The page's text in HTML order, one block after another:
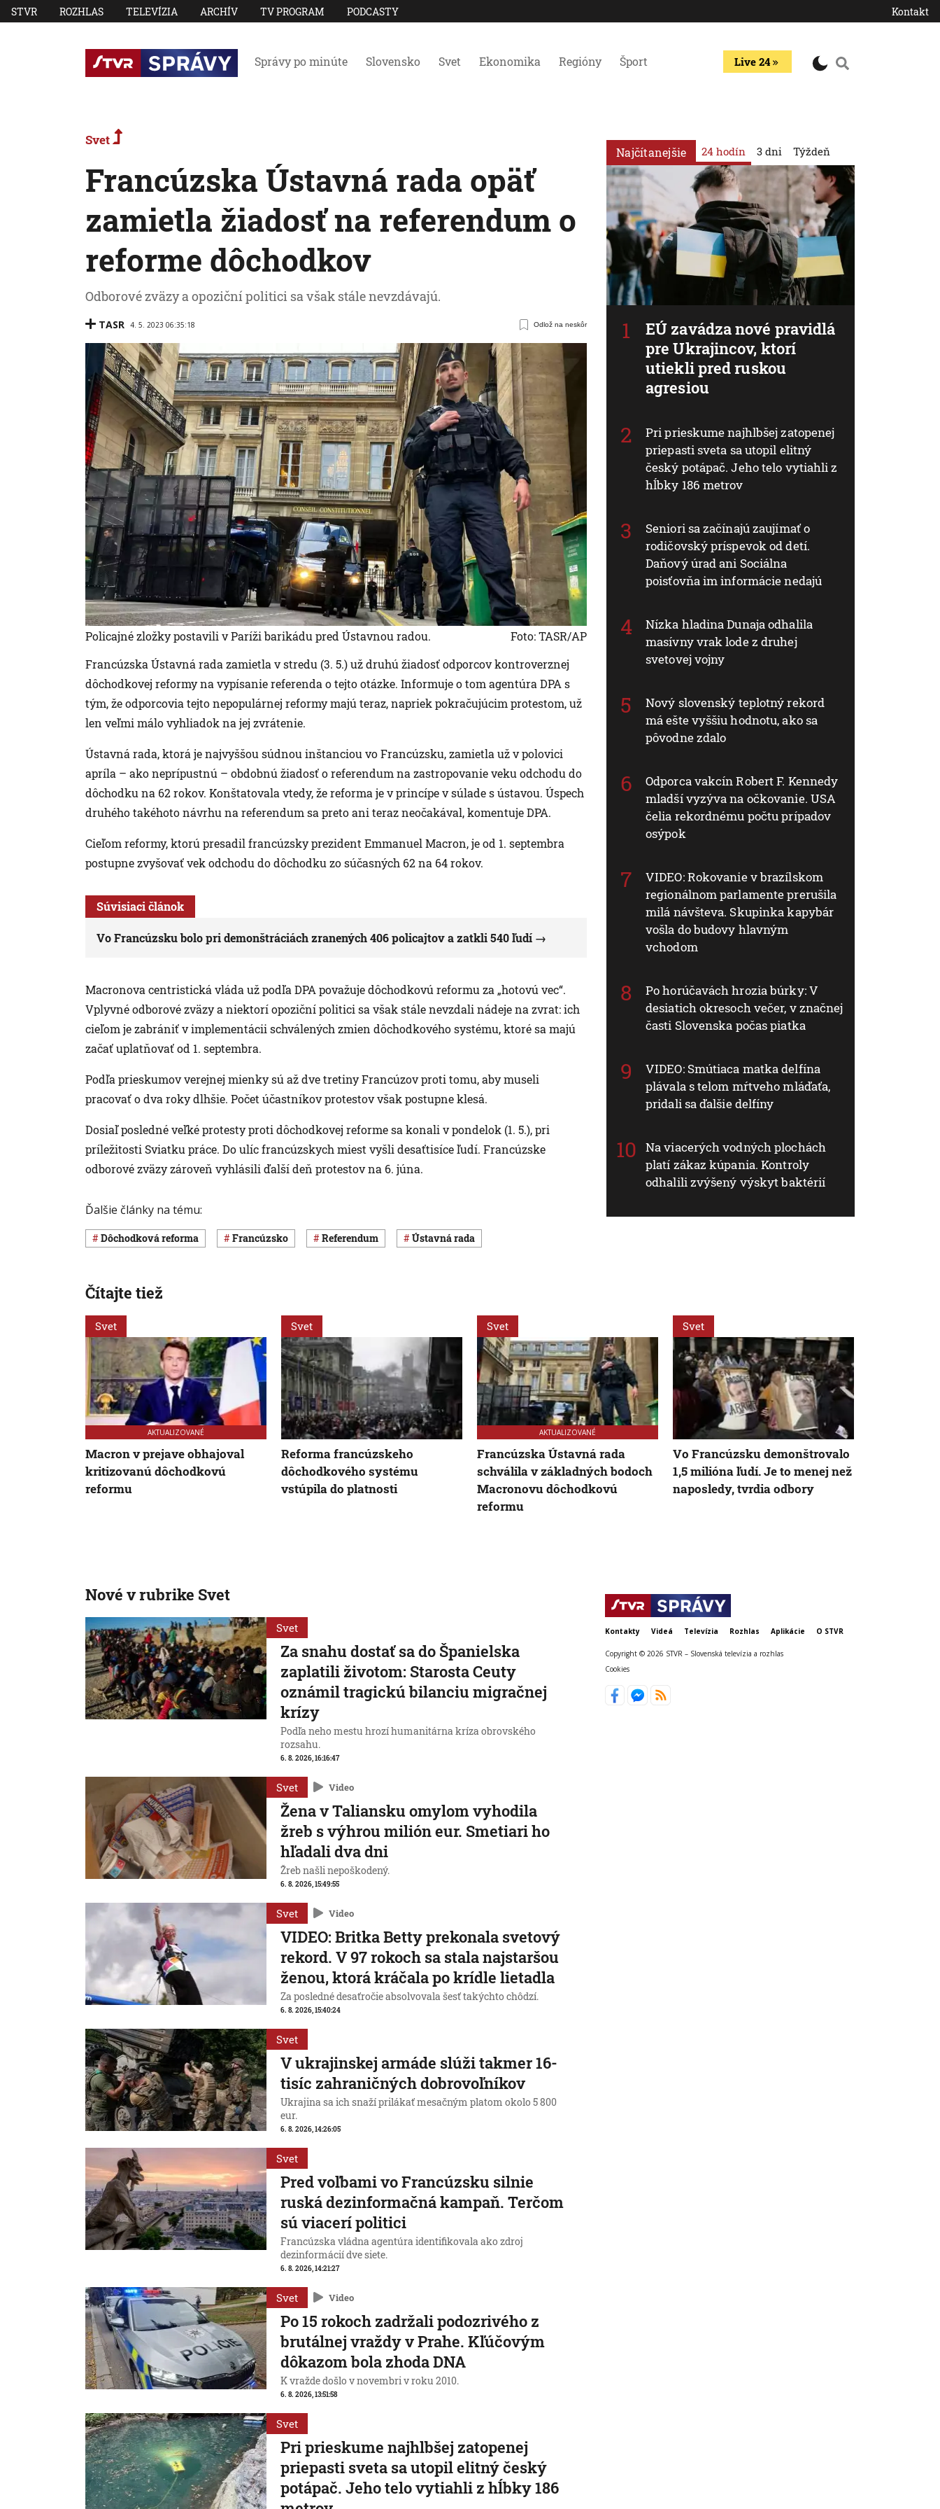
STVR ROZHLAS TELEVÍZIA ARCHÍV TV PROGRAM PODCASTY Kontakt
Správy po minúte Slovensko Svet Ekonomika Regióny Šport Live 24
Svet
Francúzska Ústavná rada opäť
zamietla žiadosť na referendum o
reforme dôchodkov
Odborové zväzy a opoziční politici sa však stále nevzdávajú.
TASR 4. 5. 2023 06:35:18 Odlož na neskôr
Policajné zložky postavili v Paríži barikádu pred Ústavnou radou.
Foto: TASR/AP
Francúzska Ústavná rada zamietla v stredu (3. 5.) už druhú žiadosť odporcov kontroverznej
dôchodkovej reformy na vypísanie referenda o tejto otázke. Informuje o tom agentúra DPA s
tým, že odporcovia tejto nepopulárnej reformy majú teraz, napriek pokračujúcim protestom, už
len veľmi málo vyhliadok na jej zvrátenie.
Ústavná rada, ktorá je najvyššou súdnou inštanciou vo Francúzsku, zamietla už v polovici
apríla – ako neprípustnú – obdobnú žiadosť o referendum na zastropovanie veku odchodu do
dôchodku na 62 rokov. Konštatovala vtedy, že reforma je v princípe v súlade s ústavou. Úspech
druhého takéhoto návrhu na referendum sa preto ani teraz neočakával, komentuje DPA.
Cieľom reformy, ktorú presadil francúzsky prezident Emmanuel Macron, je od 1. septembra
postupne zvyšovať vek odchodu do dôchodku zo súčasných 62 na 64 rokov.
Súvisiaci článok
Vo Francúzsku bolo pri demonštráciách zranených 406 policajtov a zatkli 540 ľudí
Macronova centristická vláda už podľa DPA považuje dôchodkovú reformu za „hotovú vec“.
Vplyvné odborové zväzy a niektorí opoziční politici sa však stále nevzdali nádeje na zvrat: ich
cieľom je zabrániť v implementácii schválených zmien dôchodkového systému, ktoré sa majú
začať uplatňovať od 1. septembra.
Podľa prieskumov verejnej mienky sú až dve tretiny Francúzov proti tomu, aby museli
pracovať o dva roky dlhšie. Počet účastníkov protestov však postupne klesá.
Dosiaľ posledné veľké protesty proti dôchodkovej reforme sa konali v pondelok (1. 5.), pri
príležitosti Sviatku práce. Do ulíc francúzskych miest vyšli desaťtisíce ľudí. Francúzske
odborové zväzy zároveň vyhlásili ďalší deň protestov na 6. júna.
Ďalšie články na tému:
dôchodková reforma Francúzsko referendum Ústavná rada
Najčítanejšie 24 hodín
EÚ zavádza nové pravidlá
pre Ukrajincov, ktorí
utiekli pred ruskou
agresiou
Pri prieskume najhlbšej zatopenej
priepasti sveta sa utopil elitný
český potápač. Jeho telo vytiahli z
hĺbky 186 metrov
Seniori sa začínajú zaujímať o
rodičovský príspevok od detí.
Daňový úrad ani Sociálna
poisťovňa im informácie nedajú
Nízka hladina Dunaja odhalila
masívny vrak lode z druhej
svetovej vojny
Nový slovenský teplotný rekord
má ešte vyššiu hodnotu, ako sa
pôvodne zdalo
Odporca vakcín Robert F. Kennedy
mladší vyzýva na očkovanie. USA
čelia rekordnému počtu prípadov
osýpok
VIDEO: Rokovanie v brazílskom
regionálnom parlamente prerušila
milá návšteva. Skupinka kapybár
vošla do budovy hlavným
vchodom
Po horúčavách hrozia búrky: V
desiatich okresoch večer, v značnej
časti Slovenska počas piatka
VIDEO: Smútiaca matka delfína
plávala s telom mŕtveho mláďaťa,
pridali sa ďalšie delfíny
Na viacerých vodných plochách
platí zákaz kúpania. Kontroly
odhalili zvýšený výskyt baktérií
3 dni Týždeň
Čítajte tiež
Svet
AKTUALIZOVANÉ
Macron v prejave obhajoval
kritizovanú dôchodkovú
reformu
Svet
Reforma francúzskeho
dôchodkového systému
vstúpila do platnosti
Svet
AKTUALIZOVANÉ
Francúzska Ústavná rada
schválila v základných bodoch
Macronovu dôchodkovú
reformu
Svet
Vo Francúzsku demonštrovalo
1,5 milióna ľudí. Je to menej než
naposledy, tvrdia odbory
Nové v rubrike Svet
Svet
Za snahu dostať sa do Španielska
zaplatili životom: Starosta Ceuty
oznámil tragickú bilanciu migračnej
krízy
Podľa neho mestu hrozí humanitárna kríza obrovského
rozsahu.
6. 8. 2026, 16:16:47
Svet Video
Žena v Taliansku omylom vyhodila
žreb s výhrou milión eur. Smetiari ho
hľadali dva dni
Žreb našli nepoškodený.
6. 8. 2026, 15:49:55
Svet Video
VIDEO: Britka Betty prekonala svetový
rekord. V 97 rokoch sa stala najstaršou
ženou, ktorá kráčala po krídle lietadla
Za posledné desaťročie absolvovala šesť takýchto chôdzí.
6. 8. 2026, 15:40:24
Svet
V ukrajinskej armáde slúži takmer 16-
tisíc zahraničných dobrovoľníkov
Ukrajina sa ich snaží prilákať mesačným platom okolo 5 800
eur.
6. 8. 2026, 14:26:05
Svet
Pred voľbami vo Francúzsku silnie
ruská dezinformačná kampaň. Terčom
sú viacerí politici
Francúzska vládna agentúra identifikovala ako zdroj
dezinformácií dve siete.
6. 8. 2026, 14:21:27
Svet Video
Po 15 rokoch zadržali podozrivého z
brutálnej vraždy v Prahe. Kľúčovým
dôkazom bola zhoda DNA
K vražde došlo v novembri v roku 2010.
6. 8. 2026, 13:51:58
Svet
Pri prieskume najhlbšej zatopenej
priepasti sveta sa utopil elitný český
potápač. Jeho telo vytiahli z hĺbky 186
Kontakty Videá Televízia Rozhlas Aplikácie O STVR
Copyright © 2026 STVR – Slovenská televízia a rozhlas
Cookies